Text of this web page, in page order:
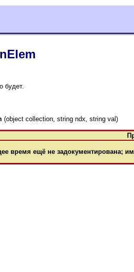
будет.
(object collection, string ndx, string val)
время ещё не задокументирована;